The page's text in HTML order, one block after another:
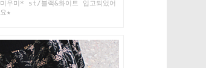
미우미* st/블랙&화이트 입고되었어
요★